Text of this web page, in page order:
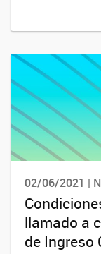
02/06/2021 |
llamado a
de Ingreso